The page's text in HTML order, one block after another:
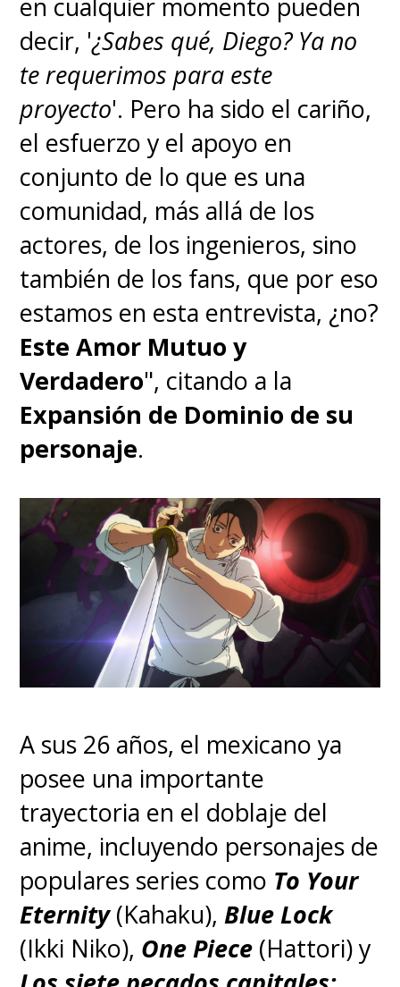
Toei Animation.
El arte es dirigido por Kazuo
Ogura y la dirección de sonido
corre a cargo de Yota
Tsuruoka y Koji Kasamatsu
mientras queDaiki Nakazawa
dirige el CG (animación 3D) y
Yūta Ogura produce el CG .
El celebrado manga de Inoue se
publicó entre 1990 y 1996 en la
revistaWeekly Shonen Jump
Shueisha, logrando reunir un
total de 31 volúmenes, pero el
anime no concluyó su historia y
nunca mostró el partido contra
el temibleSannoh, lo cual
finalmente ocurrió en la gran
pantalla.
en cualquier momento pueden
decir, '¿Sabes qué, Diego? Ya no
te requerimos para este
proyecto'. Pero ha sido el cariño,
el esfuerzo y el apoyo en
conjunto de lo que es una
comunidad, más allá de los
actores, de los ingenieros, sino
también de los fans, que por eso
estamos en esta entrevista, ¿no?
Este Amor Mutuo y
Verdadero", citando a la
Expansión de Dominio de su
personaje.
A sus 26 años, el mexicano ya
posee una importante
trayectoria en el doblaje del
anime, incluyendo personajes de
populares series como To Your
Eternity(Kahaku),Blue Lock
(Ikki Niko), One Piece (Hattori) y